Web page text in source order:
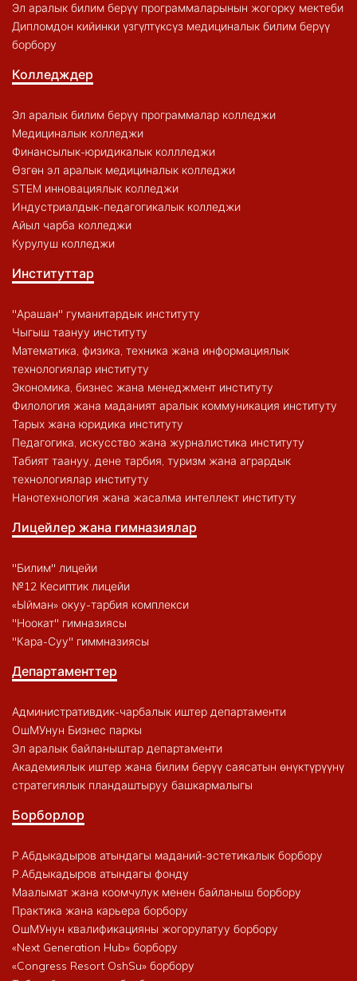
Эл аралык билим берүү программаларынын жогорку мектеби
Дипломдон кийинки үзгүлтүксүз медициналык билим берүү
борбору
Колледждер
Эл аралык билим берүү программалар колледжи
Медициналык колледжи
Финансылык-юридикалык коллледжи
Өзгөн эл аралык медициналык колледжи
STEM инновациялык колледжи
Индустриалдык-педагогикалык колледжи
Айыл чарба колледжи
Курулуш колледжи
Институттар
"Арашан" гуманитардык институту
Чыгыш таануу институту
Математика, физика, техника жана информациялык
технологиялар институту
Экономика, бизнес жана менеджмент институту
Филология жана маданият аралык коммуникация институту
Тарых жана юридика институту
Педагогика, искусство жана журналистика институту
Табият таануу, дене тарбия, туризм жана агрардык
технологиялар институту
Нанотехнология жана жасалма интеллект институту
Лицейлер жана гимназиялар
"Билим" лицейи
№12 Кесиптик лицейи
«Ыйман» окуу-тарбия комплекси
"Ноокат" гимназиясы
"Кара-Суу" гиммназиясы
Департаменттер
Административдик-чарбалык иштер департаменти
ОшМУнун Бизнес паркы
Эл аралык байланыштар департаменти
Академиялык иштер жана билим берүү саясатын өнүктүрүүнү
стратегиялык пландаштыруу башкармалыгы
Борборлор
Р.Абдыкадыров атындагы маданий-эстетикалык борбору
Р.Абдыкадыров атындагы фонду
Маалымат жана коомчулук менен байланыш борбору
Практика жана карьера борбору
ОшМУнун квалификацияны жогорулатуу борбору
«Next Generation Hub» борбору
«Congress Resort OshSu» борбору